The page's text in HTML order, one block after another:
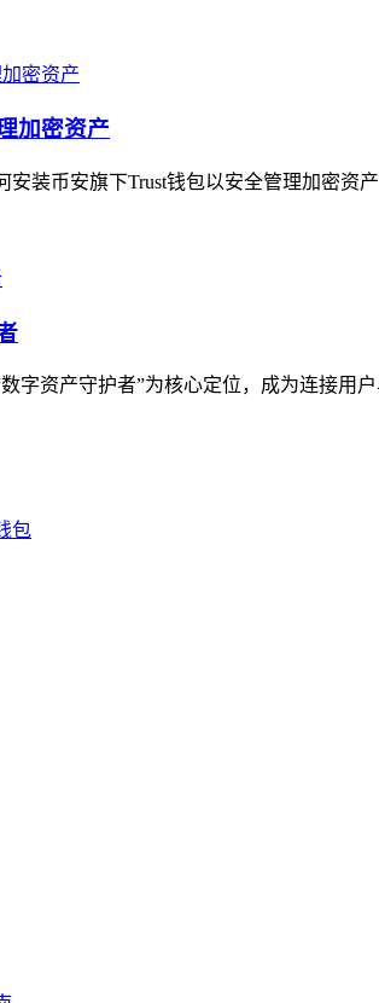
加密资产
装币安旗下Trust钱包以安全管理加密资
字资产守护者”为核心定位，成为连接用